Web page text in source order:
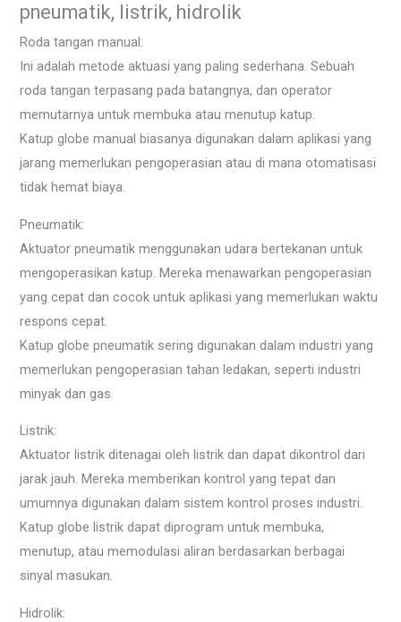
pneumatik, listrik, hidrolik
Roda tangan manual:
Ini adalah metode aktuasi yang paling sederhana. Sebuah
roda tangan terpasang pada batangnya, dan operator
memutarnya untuk membuka atau menutup katup.
Katup globe manual biasanya digunakan dalam aplikasi yang
jarang memerlukan pengoperasian atau di mana otomatisasi
tidak hemat biaya.
Pneumatik:
Aktuator pneumatik menggunakan udara bertekanan untuk
mengoperasikan katup. Mereka menawarkan pengoperasian
yang cepat dan cocok untuk aplikasi yang memerlukan waktu
respons cepat.
Katup globe pneumatik sering digunakan dalam industri yang
memerlukan pengoperasian tahan ledakan, seperti industri
minyak dan gas.
Listrik:
Aktuator listrik ditenagai oleh listrik dan dapat dikontrol dari
jarak jauh. Mereka memberikan kontrol yang tepat dan
umumnya digunakan dalam sistem kontrol proses industri.
Katup globe listrik dapat diprogram untuk membuka,
menutup, atau memodulasi aliran berdasarkan berbagai
sinyal masukan.
Hidrolik: